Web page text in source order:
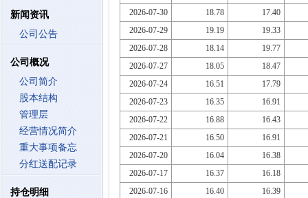
新闻资讯
公司公告
公司概况
公司简介
股本结构
管理层
经营情况简介
重大事项备忘
分红送配记录
持仓明细
2026-07-30
18.78
17.40
2026-07-29
19.19
19.33
2026-07-28
18.14
19.77
2026-07-27
18.05
18.47
2026-07-24
16.51
17.79
2026-07-23
16.35
16.91
2026-07-22
16.88
16.43
2026-07-21
16.50
16.91
2026-07-20
16.04
16.38
2026-07-17
16.37
16.18
2026-07-16
16.40
16.39